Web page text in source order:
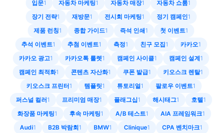
입문1 자동차 마케팅1 자동차 매장1 자동차 쇼룸1
장기 전략1 재방문1 전시회 마케팅1 정기 캠페인1
제품 런칭1 종합 가이드1 즉석 인쇄1 첫 이벤트1
추석 이벤트1 추첨 이벤트1 측정1 친구 모집1 카카오1
카카오 광고1 카카오톡 룰렛1 캠페인 사이클1 캠페인 설계1
캠페인 최적화1 콘텐츠 자산화1 쿠폰 발급1 키오스크 렌탈1
키오스크 프린터1 템플릿1 튜토리얼1 팔로우 이벤트1
퍼스널 컬러1 프리미엄 매장1 플래그십1 해시태그1 호텔1
화장품 마케팅1 후속 마케팅1 A/B 테스트1 AIA 프레임워크1
Audi1 B2B 박람회1 BMW1 Clinique1 CPA 벤치마크1